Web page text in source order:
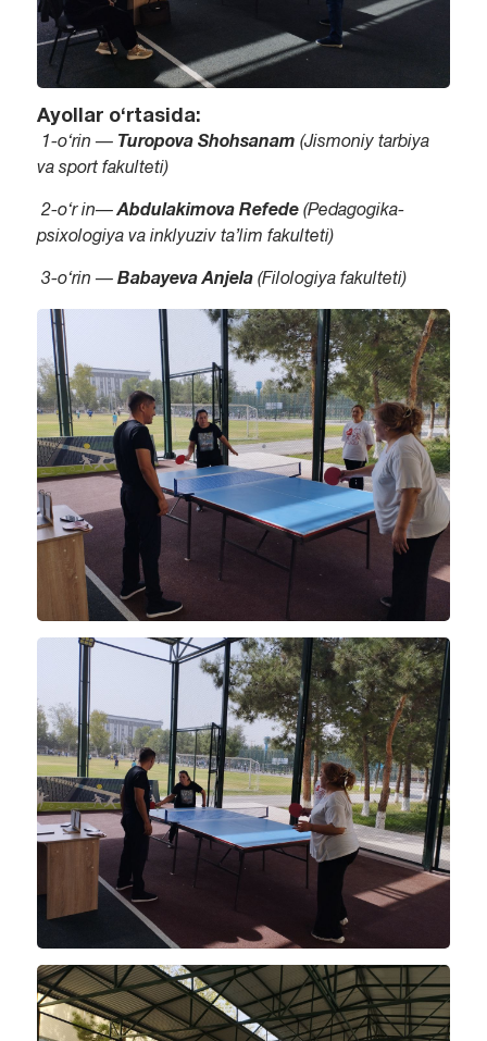
Ayollar o‘rtasida:
1-o‘rin — Turopova Shohsanam (Jismoniy tarbiya
va sport fakulteti)
2-o‘r in—Abdula­kimova Refede(Pedagogika-
psixologiya va inklyuziv ta’lim fakulteti)
3-o‘rin — Babayeva Anjela(Filologiya fakulteti)